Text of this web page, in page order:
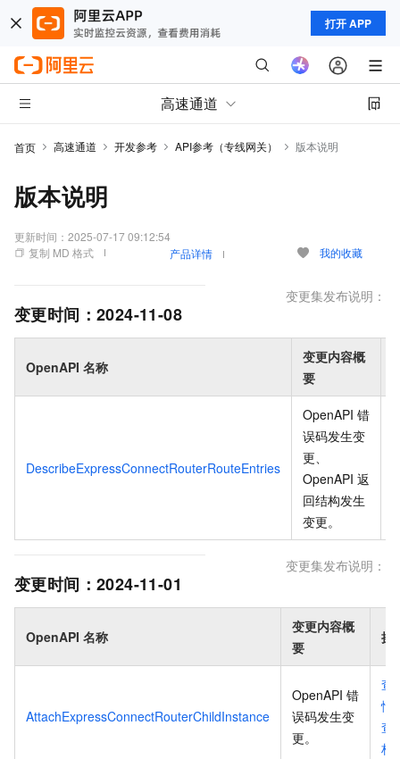
打开 APP
高速通道
首页 高速通道 开发参考 API参考（专线网关） 版本说明
版本说明
更新时间： 2025-07-17 09:12:54
复制 MD 格式
产品详情 我的收藏
变更时间： 2024-11-08
变更集发布说明：
OpenAPI 名称
变更内容概
要
DescribeExpressConnectRouterRouteEntries
OpenAPI 错
误码发生变
更、
OpenAPI 返
回结构发生
变更。
变更时间： 2024-11-01
变更集发布说明：
OpenAPI 名称
变更内容概
要
操
AttachExpressConnectRouterChildInstance
OpenAPI 错
误码发生变
更。
查
情
查
档